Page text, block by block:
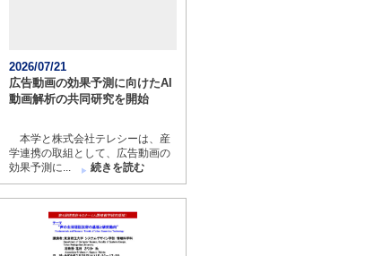
2026/07/21
広告動画の効果予測に向けたAI
動画解析の共同研究を開始
本学と株式会社テレシーは、産
学連携の取組として、広告動画の
効果予測に...
続きを読む